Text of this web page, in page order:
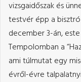
vizsgaidőszak és
testvér épp a
december 3-án,
Tempolomban a
ami túlmutat egy
évről-évre